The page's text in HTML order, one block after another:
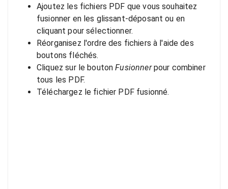
Ajoutez les fichiers PDF que vous souhaitez
fusionner en les glissant-déposant ou en
cliquant pour sélectionner.
Réorganisez l'ordre des fichiers à l'aide des
boutons fléchés.
Cliquez sur le boutonFusionnerpour combiner
tous les PDF.
Téléchargez le fichier PDF fusionné.